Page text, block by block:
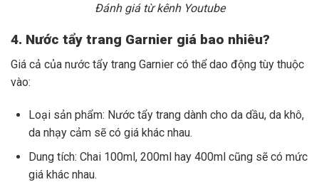
Đánh giá từ kênh Youtube
4. Nước tẩy trang Garnier giá bao nhiêu?
Giá cả của nước tẩy trang Garnier có thể dao động tùy thuộc
vào:
Loại sản phẩm: Nước tẩy trang dành cho da dầu, da khô,
da nhạy cảm sẽ có giá khác nhau.
Dung tích: Chai 100ml, 200ml hay 400ml cũng sẽ có mức
giá khác nhau.